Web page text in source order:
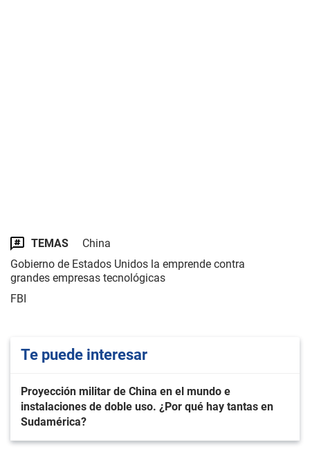
TEMAS
China
Gobierno de Estados Unidos la emprende contra
grandes empresas tecnológicas
FBI
Te puede interesar
Proyección militar de China en el mundo e
instalaciones de doble uso. ¿Por qué hay tantas en
Sudamérica?